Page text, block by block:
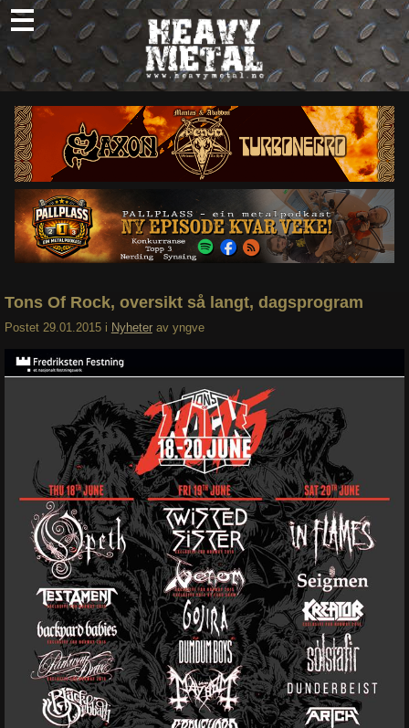
Skip
to
content
Nyheter
Omtaler
Intervjuer
Om oss
Abonner
Søk
Tons Of Rock, oversikt så langt, dagsprogram
Postet 29.01.2015 i Nyheter av yngve